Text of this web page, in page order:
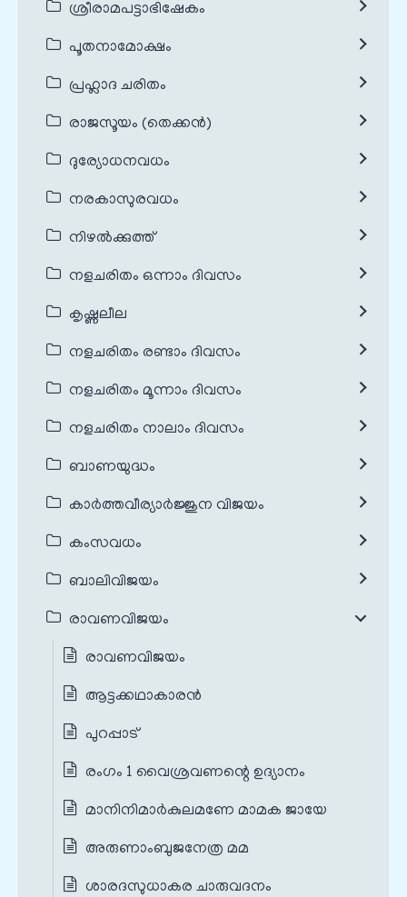
ശ്രീരാമപട്ടാഭിഷേകം
പൂതനാമോക്ഷം
പ്രഹ്ലാദ ചരിതം
രാജസൂയം (തെക്കൻ)
ദുര്യോധനവധം
നരകാസുരവധം
നിഴൽക്കുത്ത്
നളചരിതം ഒന്നാം ദിവസം
കൃഷ്ണലീല
നളചരിതം രണ്ടാം ദിവസം
നളചരിതം മൂന്നാം ദിവസം
നളചരിതം നാലാം ദിവസം
ബാണയുദ്ധം
കാർത്തവീര്യാർജ്ജുന വിജയം
കംസവധം
ബാലിവിജയം
രാവണവിജയം
രാവണവിജയം
ആട്ടക്കഥാകാരൻ
പുറപ്പാട്
രംഗം 1 വൈശ്രവണന്റെ ഉദ്യാനം
മാനിനിമാർകുലമണേ മാമക ജായേ
അരുണാംബുജനേത്ര മമ
ശാരദസുധാകര ചാരുവദനം